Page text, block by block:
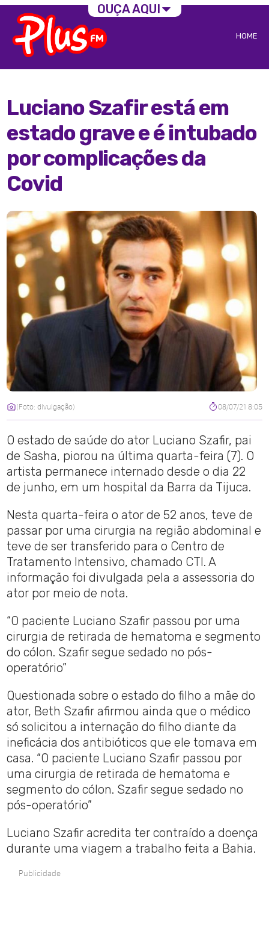
HOME
Luciano Szafir está em
estado grave e é intubado
por complicações da
Covid
(Foto: divulgação) 08/07/21 8:05
O estado de saúde do ator Luciano Szafir, pai
de Sasha, piorou na última quarta-feira (7). O
artista permanece internado desde o dia 22
de junho, em um hospital da Barra da Tijuca.
Nesta quarta-feira o ator de 52 anos, teve de
passar por uma cirurgia na região abdominal e
teve de ser transferido para o Centro de
Tratamento Intensivo, chamado CTI. A
informação foi divulgada pela a assessoria do
ator por meio de nota.
“O paciente Luciano Szafir passou por uma
cirurgia de retirada de hematoma e segmento
do cólon. Szafir segue sedado no pós-
operatório”
Questionada sobre o estado do filho a mãe do
ator, Beth Szafir afirmou ainda que o médico
só solicitou a internação do filho diante da
ineficácia dos antibióticos que ele tomava em
casa. “O paciente Luciano Szafir passou por
uma cirurgia de retirada de hematoma e
segmento do cólon. Szafir segue sedado no
pós-operatório”
Luciano Szafir acredita ter contraído a doença
durante uma viagem a trabalho feita a Bahia.
Publicidade
OUÇA AQUI